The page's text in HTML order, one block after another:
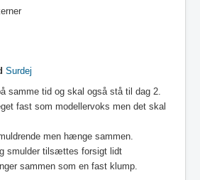
Surdej
samme tid og skal også stå til dag 2.
fast som modellervoks men det skal
men hænge sammen.
smulder tilsættes forsigt lidt
sammen som en fast klump.